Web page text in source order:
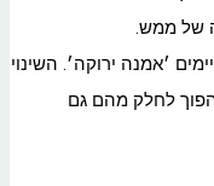
של ממש.
׳אמנה ירוקה׳. השינוי
לחלק מהם גם